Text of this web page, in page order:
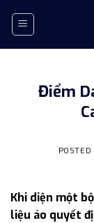
Điểm
Khi diện một
liệu áo quyết